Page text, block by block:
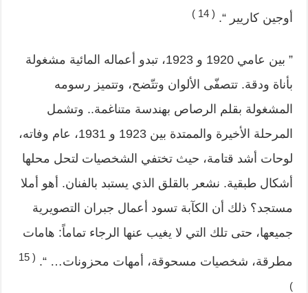
أوجين كاريير “. ( 14 )
” بين عامي 1920 و 1923، تبدو أعماله المائية مشغولة
بأناة ودقة. تتصفّى الألوان وتتّضح، وتتميز رسومه
المشغولة بقلم الرصاص بهندسة متناغمة.. وتشمل
المرحلة الأخيرة والممتدة بين 1923 و 1931، عام وفاته،
لوحات أشد قتامة، حيث تختفي الشخصيات لتحل محلها
أشكال طبقية. نشعر بالقلق الذي يستبد بالفنان. أهو أملا
مستجد؟ ذلك أن الكآبة تسود أعمال جبران التصويرية
جميعها، حتى تلك التي لا يغيب عنها الرجاء تماماً: هامات
مطرقة، شخصيات مسحوقة، أمهات محزونات… “. ( 15
)